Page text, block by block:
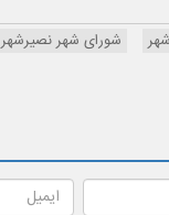
شورای شهر نصیرشهر